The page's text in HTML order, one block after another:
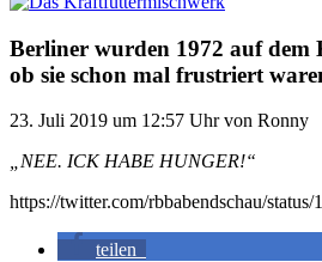
Berliner wurden 1972 auf dem
ob sie schon mal frustriert
23. Juli 2019 um 12:57 Uhrvon Ronny
„NEE. ICK HABE HUNGER!“
https://twitter.com/rbbabendschau/
teilen